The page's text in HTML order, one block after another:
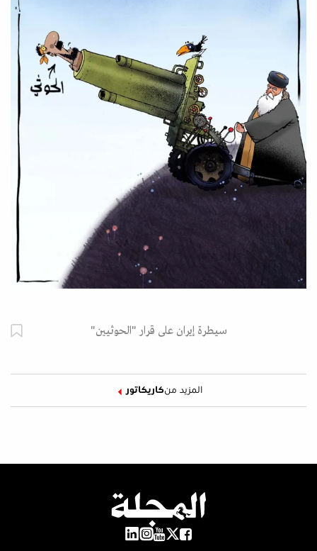
سيطرة إيران على قرار "الحوثيين"
المزيد منكاريكاتور